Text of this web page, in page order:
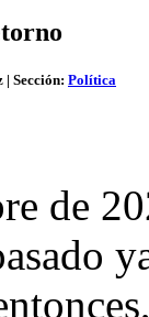
| Sección: Política
de